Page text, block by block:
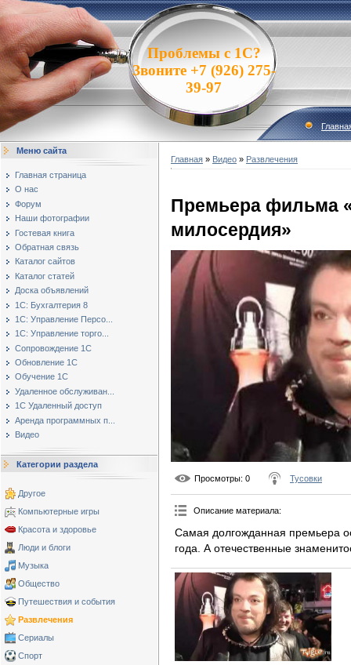
Проблемы с 1С?
Звоните +7 (926) 275-
39-97
Меню сайта
Главная страница
О нас
Форум
Наши фотографии
Гостевая книга
Обратная связь
Каталог сайтов
Каталог статей
Доска объявлений
1С: Бухгалтерия 8
1С: Управление Персо...
1С: Управление торго...
Сопровождение 1С
Обновление 1С
Обучение 1С
Удаленное обслуживан...
1С Удаленный доступ
Аренда программных п...
Видео
Категории раздела
Другое
Компьютерные игры
Красота и здоровье
Люди и блоги
Музыка
Общество
Путешествия и события
Развлечения
Сериалы
Спорт
Главная » Видео » Развлечения
Премьера фильма
милосердия»
Просмотры: 0 Тусовки
Описание материала:
Cамая долгожданная премьера
года. А отечественные